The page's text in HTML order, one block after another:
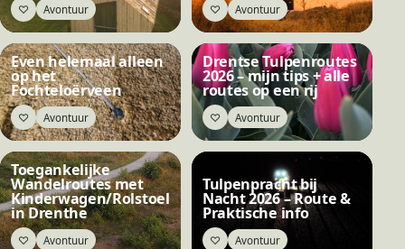
♡BewaarAvontuur ♡BewaarAvontuur
Even helemaal alleen
op het
Fochteloërveen
♡BewaarAvontuur
Drentse Tulpenroutes
2026 – mijn tips + alle
routes op een rij
♡BewaarAvontuur
Toegankelijke
Wandelroutes met
Kinderwagen/Rolstoel
in Drenthe
♡ Avontuur
Tulpenpracht bij
Nacht 2026 – Route &
Praktische info
♡ Avontuur